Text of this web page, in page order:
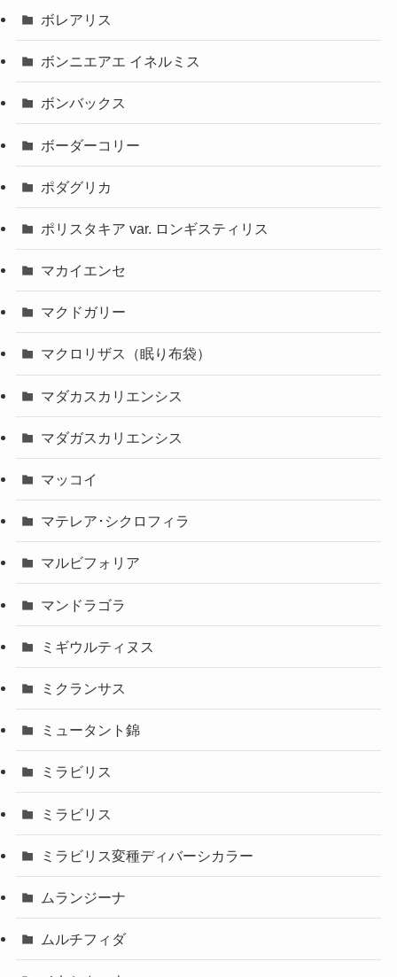
ボレアリス
ボンニエアエ イネルミス
ボンバックス
ボーダーコリー
ポダグリカ
ポリスタキア var. ロンギスティリス
マカイエンセ
マクドガリー
マクロリザス（眠り布袋）
マダカスカリエンシス
マダガスカリエンシス
マッコイ
マテレア･シクロフィラ
マルビフォリア
マンドラゴラ
ミギウルティヌス
ミクランサス
ミュータント錦
ミラビリス
ミラビリス
ミラビリス変種ディバーシカラー
ムランジーナ
ムルチフィダ